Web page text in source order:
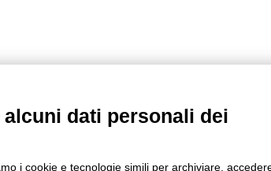
dati personali dei
i cookie e tecnologie simili per archiviare,